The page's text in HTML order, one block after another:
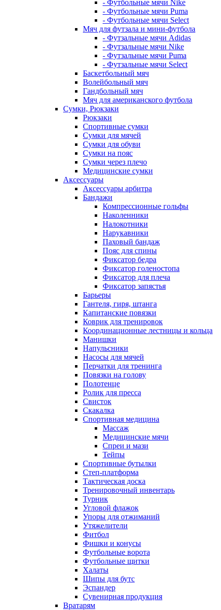
- Футбольные мячи Nike
- Футбольные мячи Puma
- Футбольные мячи Select
Мяч для футзала и мини-футбола
- Футзальные мячи Adidas
- Футзальные мячи Nike
- Футзальные мячи Puma
- Футзальные мячи Select
Баскетбольный мяч
Волейбольный мяч
Гандбольный мяч
Мяч для американского футбола
Сумки, Рюкзаки
Рюкзаки
Спортивные сумки
Сумки для мячей
Сумки для обуви
Сумки на пояс
Сумки через плечо
Медицинские сумки
Аксессуары
Аксессуары арбитра
Бандажи
Компрессионные гольфы
Наколенники
Налокотники
Нарукавники
Паховый бандаж
Пояс для спины
Фиксатор бедра
Фиксатор голеностопа
Фиксатор для плеча
Фиксатор запястья
Барьеры
Гантеля, гиря, штанга
Капитанские повязки
Коврик для тренировок
Координационные лестницы и кольца
Манишки
Напульсники
Насосы для мячей
Перчатки для тренинга
Повязки на голову
Полотенце
Ролик для пресса
Свисток
Скакалка
Спортивная медицина
Массаж
Медицинские мячи
Спреи и мази
Тейпы
Спортивные бутылки
Степ-платформа
Тактическая доска
Тренировочный инвентарь
Турник
Угловой флажок
Упоры для отжиманий
Утяжелители
Фитбол
Фишки и конусы
Футбольные ворота
Футбольные щитки
Халаты
Шипы для бутс
Эспандер
Сувенирная продукция
Вратарям